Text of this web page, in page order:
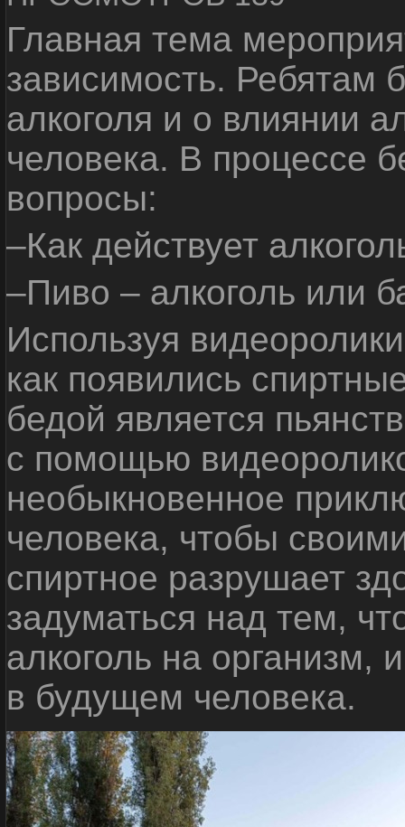
Главная тема
зависимость. Ребятам
алкоголя и о влиянии
человека. В процессе
вопросы:
–Как действует
–Пиво – алкоголь или
Используя
как появились
бедой является
с помощью
необыкновенное
человека, чтобы
спиртное разрушает
задуматься над тем,
алкоголь на организм,
в будущем человека.